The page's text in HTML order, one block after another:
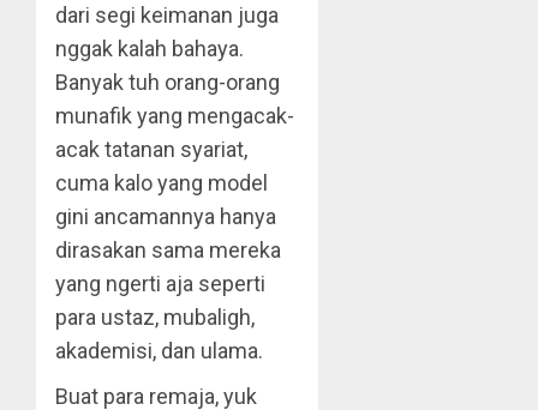
dari segi keimanan juga
nggak kalah bahaya.
Banyak tuh orang-orang
munafik yang mengacak-
acak tatanan syariat,
cuma kalo yang model
gini ancamannya hanya
dirasakan sama mereka
yang ngerti aja seperti
para ustaz, mubaligh,
akademisi, dan ulama.
Buat para remaja, yuk